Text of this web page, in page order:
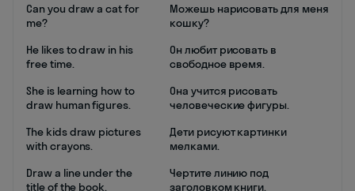
Can you draw a cat for
me?
Можешь нарисовать для меня
кошку?
He likes to draw in his
free time.
Он любит рисовать в
свободное время.
She is learning how to
draw human figures.
Она учится рисовать
человеческие фигуры.
The kids draw pictures
with crayons.
Дети рисуют картинки
мелками.
Draw a line under the
title of the book.
Чертите линию под
заголовком книги.